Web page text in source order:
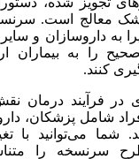
معالج است.
به داروسازان و
را به بیماران
کنند.
فرآیند درمان
شامل پزشکان،
شما می‌توانید با
سرنسخه را